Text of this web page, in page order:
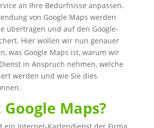
an Ihre Bedürfnisse anpassen.
von Google Maps werden
übertragen und auf den Google-
Hier wollen wir nun genauer
was Google Maps ist, warum wir
in Anspruch nehmen, welche
werden und wie Sie dies
Maps?